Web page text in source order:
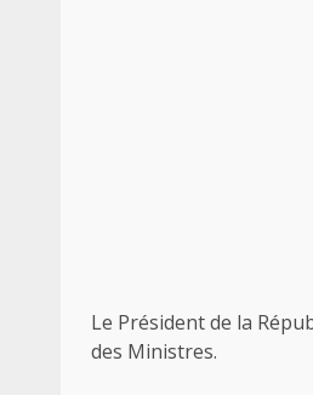
Le Président de la
des Ministres.